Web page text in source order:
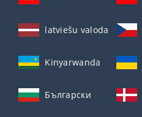
latviešu valoda
Kinyarwanda
Български